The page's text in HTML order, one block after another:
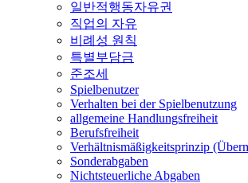
일반적행동자유권
직업의 자유
비례성 원칙
특별부담금
준조세
Spielbenutzer
Verhalten bei der Spielbenutzung
allgemeine Handlungsfreiheit
Berufsfreiheit
Verhältnismäßigkeitsprinzip
Sonderabgaben
Nichtsteuerliche Abgaben